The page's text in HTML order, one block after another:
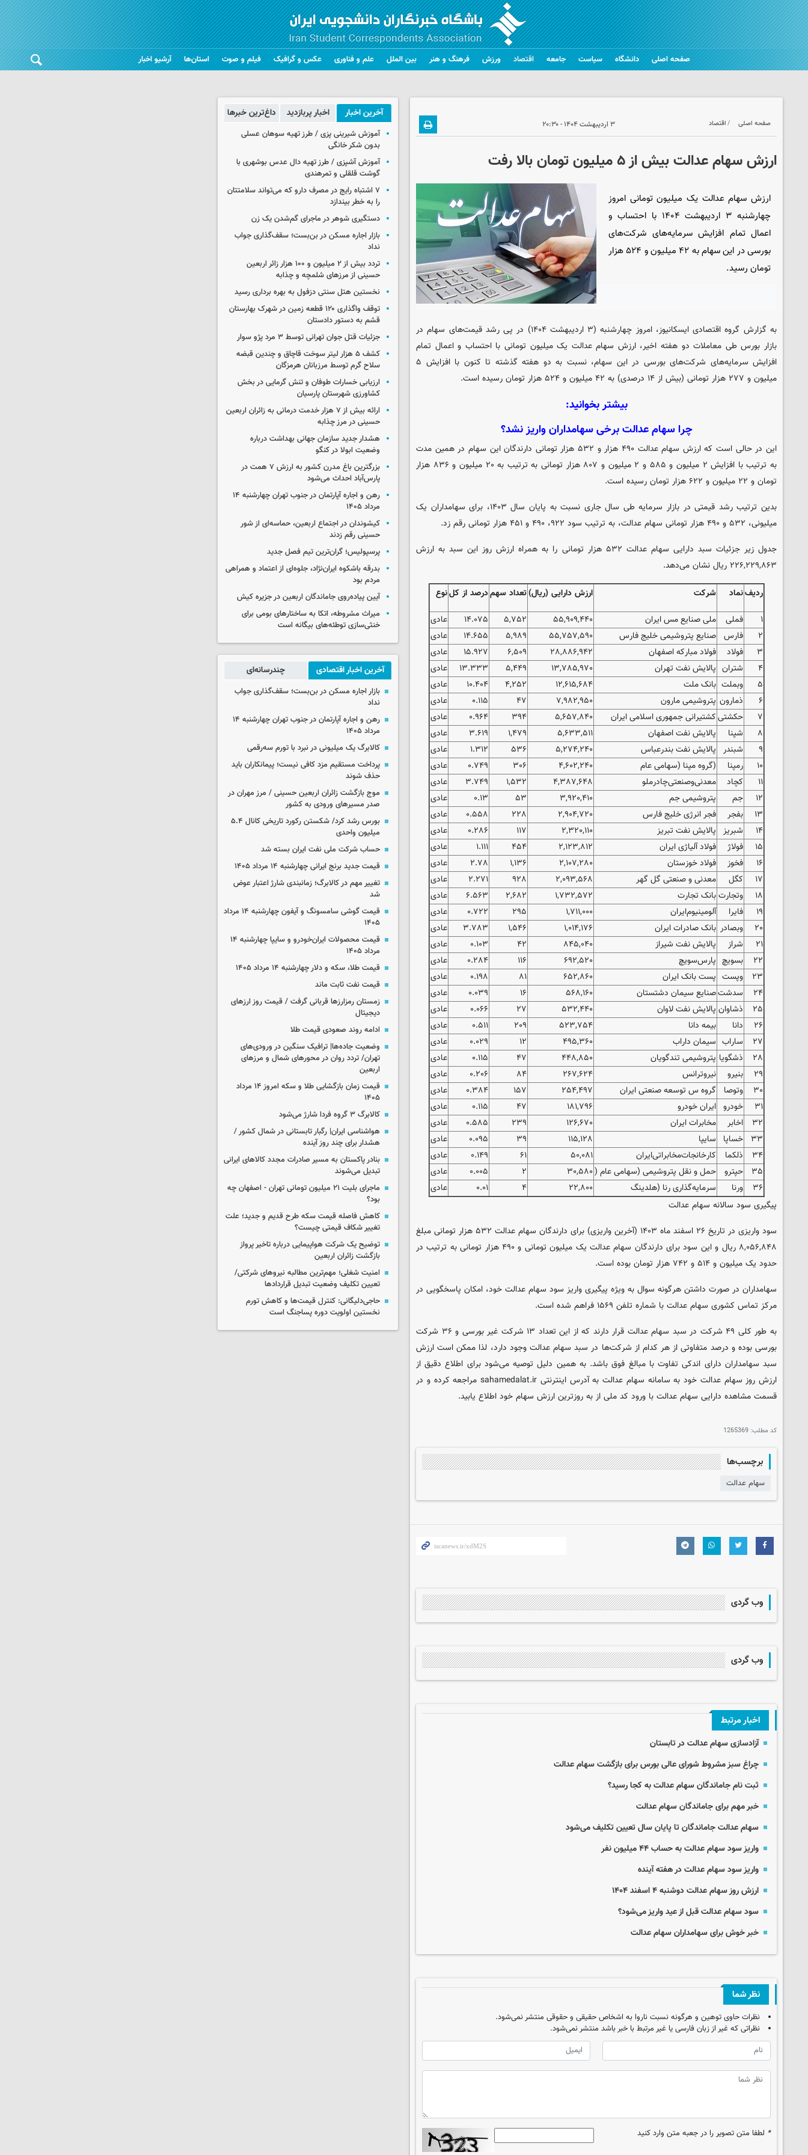
صفحه اصلی دانشگاه سیاست جامعه اقتصاد ورزش فرهنگ و هنر بین الملل علم و فناوری عکس و گرافیک فیلم و صوت استان‌ها آرشیو اخبار
صفحه اصلی اقتصاد ۳ اردیبهشت ۱۴۰۴ - ۲۰:۳۰
ارزش سهام عدالت بیش از ۵ میلیون تومان بالا رفت
ارزش سهام عدالت یک میلیون تومانی امروز
چهارشنبه ۳ اردیبهشت ۱۴۰۴ با احتساب و
اعمال تمام افزایش سرمایه‌های شرکت‌های
بورسی در این سهام به ۴۲ میلیون و ۵۲۴ هزار
تومان رسید.
به گزارش گروه اقتصادیایسکانیوز
، امروز چهارشنبه (۳ اردیبهشت ۱۴۰۴) در پی رشد قیمت‌های سهام در
بازار بورس طی معاملات دو هفته اخیر، ارزش سهام عدالت یک میلیون تومانی با احتساب و اعمال تمام
افزایش سرمایه‌های شرکت‌های بورسی در این سهام، نسبت به دو هفته گذشته تا کنون با افزایش ۵
میلیون و ۲۷۷ هزار تومانی (بیش از ۱۴ درصدی) به ۴۲ میلیون و ۵۲۴ هزار تومان رسیده است.
بیشتر بخوانید:
چرا سهام عدالت برخی سهامداران واریز نشد؟
این در حالی است که ارزش سهام عدالت ۴۹۰ هزار و ۵۳۲ هزار تومانی دارندگان این سهام در همین مدت
به ترتیب با افزایش ۲ میلیون و ۵۸۵ و ۲ میلیون و ۸۰۷ هزار تومانی به ترتیب به ۲۰ میلیون و ۸۳۶ هزار
تومان و ۲۲ میلیون و ۶۲۲ هزار تومان رسیده است.
بدین ترتیب رشد قیمتی در بازار سرمایه طی سال جاری نسبت به پایان سال ۱۴۰۳، برای سهامداران یک
میلیونی، ۵۳۲ و ۴۹۰ هزار تومانی سهام عدالت، به ترتیب سود ۹۲۲، ۴۹۰ و ۴۵۱ هزار تومانی رقم زد.
جدول زیر جزئیات سبد دارایی سهام عدالت ۵۳۲ هزار تومانی را به همراه ارزش روز این سبد به ارزش
۲۲۶,۲۲۹,۸۶۳ ریال نشان می‌دهد.
ردیفنماد شرکت ارزش دارایی (ریال)تعداد سهمدرصد از کلنوع
۱
فملی ملی صنایع مس ایران‌ ۵۵,۹۰۹,۴۴۰ ۵,۷۵۲ ۱۴.۰۷۵
عادی
۲
فارس صنایع پتروشیمی خلیج فارس ۵۵,۷۵۷,۵۹۰ ۵,۹۸۹ ۱۴.۶۵۵
عادی
۳
فولاد فولاد مبارکه اصفهان ۲۸,۸۸۶,۹۴۲ ۶,۵۰۹ ۱۵.۹۲۷
عادی
۴
شتران پالایش نفت تهران ۱۳,۷۸۵,۹۷۰ ۵,۴۴۹ ۱۳.۳۳۳
عادی
۵
وبملت بانک ملت ۱۲,۶۱۵,۶۸۴ ۴,۲۵۲ ۱۰.۴۰۴
عادی
۶
ذمارون پتروشیمی مارون ۷,۹۸۲,۹۵۰ ۴۷ ۰.۱۱۵
عادی
۷
حکشتیکشتیرانی جمهوری اسلامی ایران ۵,۶۵۷,۸۴۰ ۳۹۴ ۰.۹۶۴
عادی
۸
شپنا پالایش نفت اصفهان ۵,۶۳۳,۵۱۱ ۱,۴۷۹ ۳.۶۱۹
عادی
۹
شبندر پالایش نفت بندرعباس ۵,۲۷۴,۲۴۰ ۵۳۶ ۱.۳۱۲
عادی
۱۰
رمپنا (گروه مپنا (سهامی عام ۴,۶۰۲,۲۴۰ ۳۰۶ ۰.۷۴۹
عادی
۱۱
کچاد معدنی‌وصنعتی‌چادرملو ۴,۳۸۷,۶۴۸ ۱,۵۳۲ ۳.۷۴۹
عادی
۱۲
جم پتروشیمی جم ۳,۹۲۰,۴۱۰ ۵۳ ۰.۱۳
عادی
۱۳
بفجر فجر انرژی خلیج فارس ۲,۹۰۴,۷۲۰ ۲۲۸ ۰.۵۵۸
عادی
۱۴
شبریز پالایش نفت تبریز ۲,۳۲۰,۱۱۰ ۱۱۷ ۰.۲۸۶
عادی
۱۵
فولاژ فولاد آلیاژی ایران ۲,۱۲۳,۸۱۲ ۴۵۴ ۱.۱۱۱
عادی
۱۶
فخوز فولاد خوزستان ۲,۱۰۷,۲۸۰ ۱,۱۳۶ ۲.۷۸
عادی
۱۷
کگل معدنی و صنعتی گل گهر ۲,۰۹۳,۵۶۸ ۹۲۸ ۲.۲۷۱
عادی
۱۸
وتجارتبانک تجارت ۱,۷۳۲,۵۷۲ ۲,۶۸۲ ۶.۵۶۳
عادی
۱۹
فایرا آلومینیوم‌ایران‌ ۱,۷۱۱,۰۰۰ ۲۹۵ ۰.۷۲۲
عادی
۲۰
وبصادر بانک صادرات ایران ۱,۰۱۴,۱۷۶ ۱,۵۴۶ ۳.۷۸۳
عادی
۲۱
شراز پالایش نفت شیراز ۸۴۵,۰۴۰ ۴۲ ۰.۱۰۳
عادی
۲۲
بسویچ پارس‌سویچ‌ ۶۹۲,۵۲۰ ۱۱۶ ۰.۲۸۴
عادی
۲۳
وپست پست بانک ایران ۶۵۲,۸۶۰ ۸۱ ۰.۱۹۸
عادی
۲۴
سدشتصنایع سیمان دشتستان ۵۶۸,۱۶۰ ۱۶ ۰.۰۳۹
عادی
۲۵
ذشاوان پالایش نفت لاوان ۵۳۲,۴۴۰ ۲۷ ۰.۰۶۶
عادی
۲۶
دانا بیمه دانا ۵۲۳,۷۵۴ ۲۰۹ ۰.۵۱۱
عادی
۲۷
ساراب سیمان داراب‌ ۴۹۵,۳۶۰ ۱۲ ۰.۰۲۹
عادی
۲۸
ذشگویا پتروشیمی تندگویان ۴۴۸,۸۵۰ ۴۷ ۰.۱۱۵
عادی
۲۹
بنیرو نیروترانس‌ ۲۶۷,۶۲۴ ۸۴ ۰.۲۰۶
عادی
۳۰
وتوصا گروه س توسعه صنعتی ایران ۲۵۴,۴۹۷ ۱۵۷ ۰.۳۸۴
عادی
۳۱
خودرو ایران خودرو ۱۸۱,۷۹۶ ۴۷ ۰.۱۱۵
عادی
۳۲
اخابر مخابرات ایران ۱۲۶,۶۷۰ ۲۳۹ ۰.۵۸۵
عادی
۳۳
خساپا سایپا ۱۱۵,۱۲۸ ۳۹ ۰.۰۹۵
عادی
۳۴
ذلکما کارخانجات‌مخابراتی‌ایران‌ ۵۰,۰۸۱ ۶۱ ۰.۱۴۹
عادی
۳۵
حپترو حمل و نقل پتروشیمی (سهامی عام (۳۰,۵۸۰ ۲ ۰.۰۰۵
عادی
۳۶
ورنا سرمایه‌گذاری رنا (هلدینگ‌ ۲۲,۸۰۰ ۴ ۰.۰۱
عادی
پیگیری سود سالانه سهام عدالت
سود واریزی در تاریخ ۲۶ اسفند ماه ۱۴۰۳ (آخرین واریزی) برای دارندگان سهام عدالت ۵۳۲ هزار تومانی مبلغ
۸,۰۵۶,۸۴۸ ریال و این سود برای دارندگان سهام عدالت یک میلیون تومانی و ۴۹۰ هزار تومانی به ترتیب در
حدود یک میلیون و ۵۱۴ و ۷۴۲ هزار تومان بوده است.
سهامداران در صورت داشتن هرگونه سوال به ویژه پیگیری واریز سود سهام عدالت خود، امکان پاسخگویی در
مرکز تماس کشوری سهام عدالت با شماره تلفن ۱۵۶۹ فراهم شده است.
به طور کلی ۴۹ شرکت در سبد سهام عدالت قرار دارند که از این تعداد ۱۳ شرکت غیر بورسی و ۳۶ شرکت
بورسی بوده و درصد متفاوتی از هر کدام از شرکت‌ها در سبد سهام عدالت وجود دارد، لذا ممکن است ارزش
سبد سهامداران دارای اندکی تفاوت با مبالغ فوق باشد. به همین دلیل توصیه می‌شود برای اطلاع دقیق از
ارزش روز سهام عدالت خود به سامانه سهام عدالت به آدرس اینترنتی sahamedalat.ir مراجعه کرده و در
قسمت مشاهده دارایی سهام عدالت با ورود کد ملی از به روزترین ارزش سهام خود اطلاع یابید.
کد مطلب: 1265369
برچسب‌ها
سهام عدالت
وب گردی
وب گردی
اخبار مرتبط
آزادسازی سهام عدالت در تابستان
چراغ سبز مشروط شورای عالی بورس برای بازگشت سهام عدالت
ثبت نام جاماندگان سهام عدالت به کجا رسید؟
خبر مهم برای جاماندگان سهام عدالت
سهام عدالت جاماندگان تا پایان سال تعیین تکلیف می‌شود
واریز سود سهام عدالت به حساب ۴۴ میلیون نفر
واریز سود سهام عدالت در هفته آینده
ارزش روز سهام عدالت دوشنبه ۴ اسفند ۱۴۰۴
سود سهام عدالت قبل از عید واریز می‌شود؟
خبر خوش برای سهامداران سهام عدالت
نظر شما
نظرات حاوی توهین و هرگونه نسبت ناروا به اشخاص حقیقی و حقوقی منتشر نمی‌شود.
نظراتی که غیر از زبان فارسی یا غیر مرتبط با خبر باشد منتشر نمی‌شود.
* لطفا متن تصویر را در جعبه متن وارد کنید
آخرین اخبار اخبار پربازدید داغ‌ترین خبرها
آموزش شیرینی پزی / طرز تهیه سوهان عسلی
بدون شکر خانگی
آموزش آشپزی / طرز تهیه دال عدس بوشهری با
گوشت قلقلی و تمرهندی
۷ اشتباه رایج در مصرف دارو که می‌تواند سلامتتان
را به خطر بیندازد
دستگیری شوهر در ماجرای گم‌شدن یک زن
بازار اجاره مسکن در بن‌بست؛ سقف‌گذاری جواب
نداد
تردد بیش از ۲ میلیون و ۱۰۰ هزار زائر اربعین
حسینی از مرزهای شلمچه و چذابه
نخستین هتل سنتی دزفول به بهره برداری رسید
توقف واگذاری ۱۲۰ قطعه زمین در شهرک بهارستان
قشم به دستور دادستان
جزئیات قتل جوان تهرانی توسط ۳ مرد پژو سوار
کشف ۵ هزار لیتر سوخت قاچاق و چندین قبضه
سلاح گرم توسط مرزبانان هرمزگان
ارزیابی خسارات طوفان و تنش گرمایی در بخش
کشاورزی شهرستان پارسیان
ارائه بیش از ۷ هزار خدمت درمانی به زائران اربعین
حسینی در مرز چذابه
هشدار جدید سازمان جهانی بهداشت درباره
وضعیت ابولا در کنگو
بزرگترین باغ مدرن کشور به ارزش ۷ همت در
پارس‌آباد احداث می‌شود
رهن و اجاره آپارتمان در جنوب تهران چهارشنبه ۱۴
مرداد ۱۴۰۵
کیشوندان در اجتماع اربعین، حماسه‌ای از شور
حسینی رقم زدند
پرسپولیس؛ گران‌ترین تیم فصل جدید
بدرقه باشکوه ایران‌نژاد، جلوه‌ای از اعتماد و همراهی
مردم بود
آیین پیاده‌روی جاماندگان اربعین در جزیره کیش
میراث مشروطه، اتکا به ساختارهای بومی برای
خنثی‌سازی توطئه‌های بیگانه است
آخرین اخبار اقتصادی چندرسانه‌ای
بازار اجاره مسکن در بن‌بست؛ سقف‌گذاری جواب
نداد
رهن و اجاره آپارتمان در جنوب تهران چهارشنبه ۱۴
مرداد ۱۴۰۵
کالابرگ یک میلیونی در نبرد با تورم سه‌رقمی
پرداخت مستقیم مزد کافی نیست؛ پیمانکاران باید
حذف شوند
موج بازگشت زائران اربعین حسینی / مرز مهران در
صدر مسیرهای ورودی به کشور
بورس رشد کرد/ شکستن رکورد تاریخی کانال ۵.۴
میلیون واحدی
حساب‌ شرکت ملی نفت ایران بسته شد
قیمت جدید برنج ایرانی چهارشنبه ۱۴ مرداد ۱۴۰۵
تغییر مهم در کالابرگ؛ زمانبندی‌ شارژ اعتبار عوض
شد
قیمت گوشی سامسونگ و آیفون چهارشنبه ۱۴ مرداد
۱۴۰۵
قیمت محصولات ایران‌خودرو و سایپا چهارشنبه ۱۴
مرداد ۱۴۰۵
قیمت طلا، سکه و دلار چهارشنبه ۱۴ مرداد ۱۴۰۵
قیمت نفت ثابت ماند
زمستان رمزارزها قربانی گرفت / قیمت روز ارزهای
دیجیتال
ادامه روند صعودی قیمت طلا
وضعیت جاده‌ها| ترافیک سنگین در ورودی‌های
تهران/ تردد روان در محورهای شمال و مرزهای
اربعین
قیمت زمان بازگشایی طلا و سکه امروز ۱۴ مرداد
۱۴۰۵
کالابرگ ۳ گروه فردا شارژ می‌شود
هواشناسی ایران| رگبار تابستانی در شمال کشور /
هشدار برای چند روز آینده
بنادر پاکستان به مسیر صادرات مجدد کالاهای ایرانی
تبدیل می‌شوند
ماجرای بلیت ۲۱ میلیون تومانی تهران - اصفهان چه
بود؟
کاهش فاصله قیمت سکه طرح قدیم و جدید؛ علت
تغییر شکاف قیمتی چیست؟
توضیح یک شرکت هواپیمایی درباره تاخیر پرواز
بازگشت زائران اربعین
امنیت شغلی؛ مهم‌ترین مطالبه نیروهای شرکتی/
تعیین تکلیف وضعیت تبدیل قراردادها
حاجی‌دلیگانی: کنترل قیمت‌ها و کاهش تورم
نخستین اولویت دوره پساجنگ است